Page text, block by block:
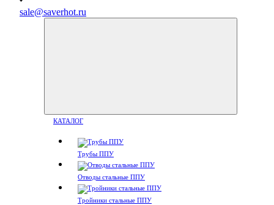
sale@saverhot.ru
КАТАЛОГ
Трубы ППУ
Отводы стальные ППУ
Тройники стальные ППУ